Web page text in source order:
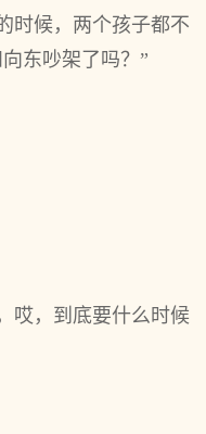
时候，两个孩子都不
东吵架了吗？”
哎，到底要什么时候